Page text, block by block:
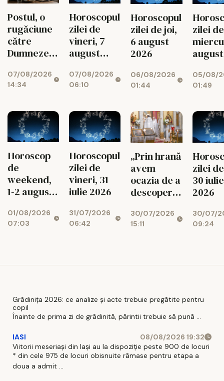
Postul, o
rugăciune
către
Dumnezeu
toată viața
07/08/2026
14:34
Horoscopul
zilei de
vineri, 7
august
07/08/2026
06:10
Horoscopul
zilei de joi,
6 august
2026
06/08/2026
01:44
zilei de
august
05/08/
01:49
Horoscop
de
weekend,
1-2 august
01/08/2026
07:03
Horoscopul
zilei de
vineri, 31
iulie 2026
31/07/2026
06:42
„Prin hrană
avem
ocazia de a
descoperi
Bunul
Dumnezeu”
30/07/2026
15:11
zilei
30 iulie
2026
30/07/
09:24
Grădinița 2026: ce analize și acte trebuie pregătite pentru
copil
Înainte de prima zi de grădinită, părintii trebuie să pună ...
IASI
08/08/2026 19:32
Viitorii meseriași din Iași au la dispoziție peste 900 de locuri
* din cele 975 de locuri obisnuite rămase pentru etapa a
doua a admit ...